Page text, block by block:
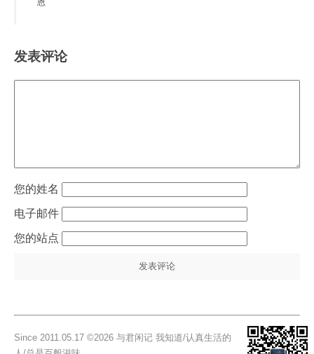
发表评论
姓名
电子邮件
站点
Since 2011.05.17 ©2026 与君闲记 我知道/认真生活的